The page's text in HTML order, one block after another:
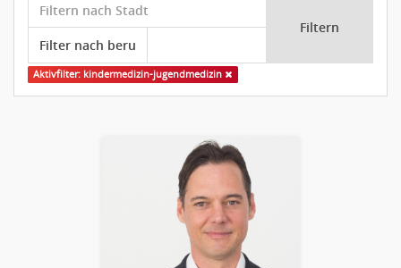
Filtern
Aktivfilter: kindermedizin-jugendmedizin